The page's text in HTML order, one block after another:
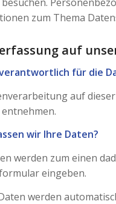
zum Thema
auf
für die
auf
wir Ihre Daten?
werden zum einen
eingeben.
werden